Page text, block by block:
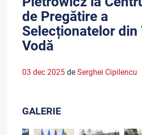
de Pregătire a
Selecționatelor din
Vodă
03 dec 2025 de Serghei Cipilencu
GALERIE